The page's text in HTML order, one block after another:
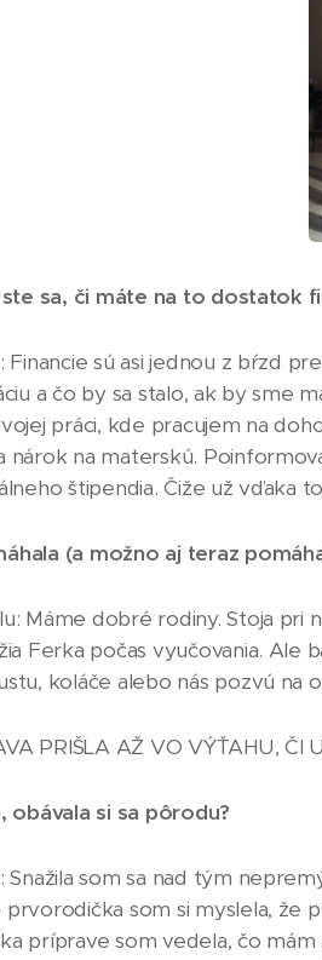
ste sa, či máte na to dostatok
Financie sú asi jednou z bŕzd
a čo by sa stalo, ak by sme
práci, kde pracujem na
nárok na materskú.
štipendia. Čiže už vďaka
(a možno aj teraz
Máme dobré rodiny. Stoja pri
Ferka počas vyučovania. Ale
koláče alebo nás pozvú na
PRIŠLA AŽ VO VÝŤAHU, ČI
obávala si sa pôrodu?
Snažila som sa nad tým
som si myslela, že
príprave som vedela, čo